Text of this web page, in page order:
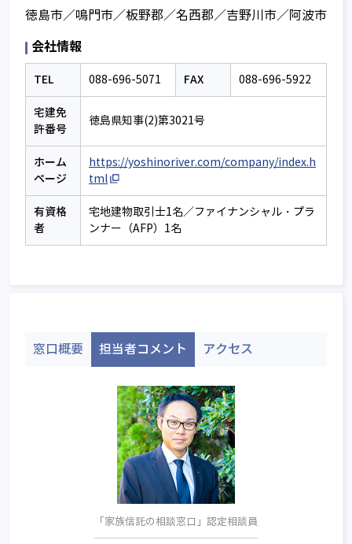
徳島市／鳴門市／板野郡／名西郡／吉野川市／阿波市
会社情報
TEL 088-696-5071 FAX 088-696-5922
宅建免
許番号
徳島県知事(2)第3021号
ホーム
ページ
https://yoshinoriver.com/company/index.h
tml
有資格
者
宅地建物取引士1名／ファイナンシャル・プラ
ンナー（AFP）1名
窓口概要 担当者コメント アクセス
「家族信託の相談窓口」認定相談員